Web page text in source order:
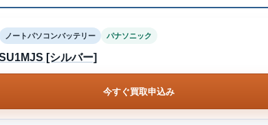
ノートパソコンバッテリー パナソニック
[シルバー]
今すぐ買取申込み